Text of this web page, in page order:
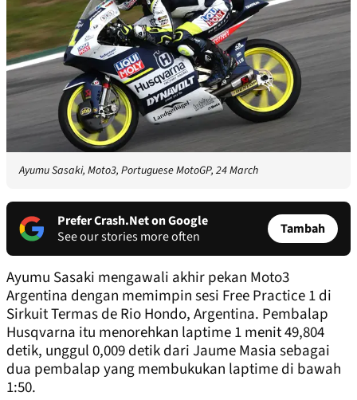
Ayumu Sasaki, Moto3, Portuguese MotoGP, 24 March
Prefer Crash.Net on Google
See our stories more often
Tambah
Ayumu Sasaki mengawali akhir pekan Moto3
Argentina dengan memimpin sesi Free Practice 1 di
Sirkuit Termas de Rio Hondo, Argentina. Pembalap
Husqvarna itu menorehkan laptime 1 menit 49,804
detik, unggul 0,009 detik dari Jaume Masia sebagai
dua pembalap yang membukukan laptime di bawah
1:50.